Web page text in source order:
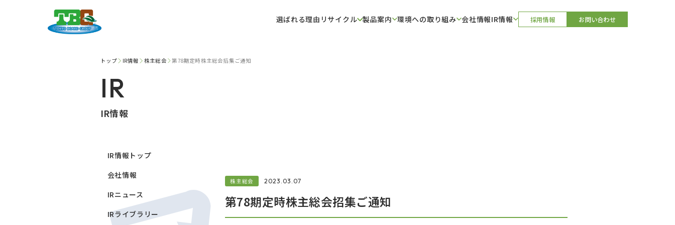
選ばれる理由 リサイクル 製品案内 環境への取り組み 会社情報IR情報 採用情報 お問い合わせ
トップ IR情報 株主総会 第78期定時株主総会招集ご通知
IR
IR情報
IR情報トップ
会社情報
IRニュース
IRライブラリー
株主総会 2023.03.07
第78期定時株主総会招集ご通知